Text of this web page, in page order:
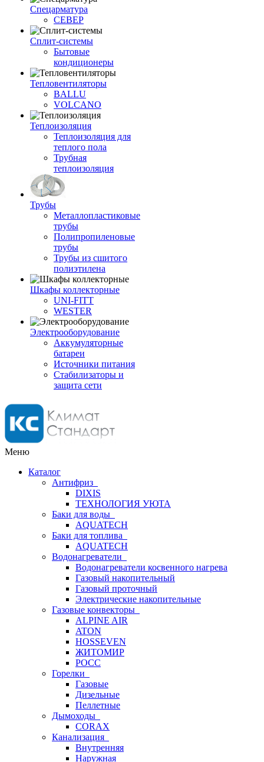
Спецарматура
СЕВЕР
Сплит-системы
Бытовые
кондиционеры
Тепловентиляторы
BALLU
VOLCANO
Теплоизоляция
Теплоизоляция для
теплого пола
Трубная
теплоизоляция
Трубы
Металлопластиковые
трубы
Полипропиленовые
трубы
Трубы из сшитого
полиэтилена
Шкафы коллекторные
UNI-FITT
WESTER
Электрооборудование
Аккумуляторные
батареи
Источники питания
Стабилизаторы и
защита сети
Меню
Каталог
Антифриз
DIXIS
ТЕХНОЛОГИЯ УЮТА
Баки для воды
AQUATECH
Баки для топлива
AQUATECH
Водонагреватели
Водонагреватели косвенного нагрева
Газовый накопительный
Газовый проточный
Электрические накопительные
Газовые конвекторы
ALPINE AIR
ATON
HOSSEVEN
ЖИТОМИР
РОСС
Горелки
Газовые
Дизельные
Пеллетные
Дымоходы
CORAX
Канализация
Внутренняя
Наружная